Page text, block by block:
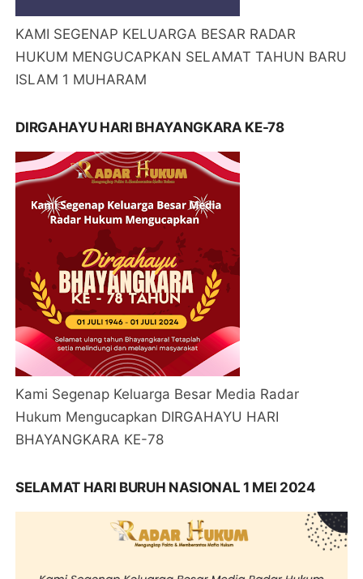
KAMI SEGENAP KELUARGA BESAR RADAR
HUKUM MENGUCAPKAN SELAMAT TAHUN BARU
ISLAM 1 MUHARAM
DIRGAHAYU HARI BHAYANGKARA KE-78
Kami Segenap Keluarga Besar Media Radar
Hukum Mengucapkan DIRGAHAYU HARI
BHAYANGKARA KE-78
SELAMAT HARI BURUH NASIONAL 1 MEI 2024